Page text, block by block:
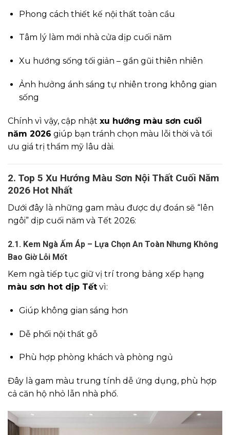
Phong cách thiết kế nội thất toàn cầu
Tâm lý làm mới nhà cửa dịp cuối năm
Xu hướng sống tối giản – gần gũi thiên nhiên
Ảnh hưởng ánh sáng tự nhiên trong không gian
sống
Chính vì vậy, cập nhật xu hướng màu sơn cuối
năm 2026 giúp bạn tránh chọn màu lỗi thời và tối
ưu giá trị thẩm mỹ lâu dài.
2. Top 5 Xu Hướng Màu Sơn Nội Thất Cuối Năm
2026 Hot Nhất
Dưới đây là những gam màu được dự đoán sẽ “lên
ngôi” dịp cuối năm và Tết 2026:
2.1. Kem Ngà Ấm Áp – Lựa Chọn An Toàn Nhưng Không
Bao Giờ Lỗi Mốt
Kem ngà tiếp tục giữ vị trí trong bảng xếp hạng
màu sơn hot dịp Tết vì:
Giúp không gian sáng hơn
Dễ phối nội thất gỗ
Phù hợp phòng khách và phòng ngủ
Đây là gam màu trung tính dễ ứng dụng, phù hợp
cả căn hộ nhỏ lẫn nhà phố.